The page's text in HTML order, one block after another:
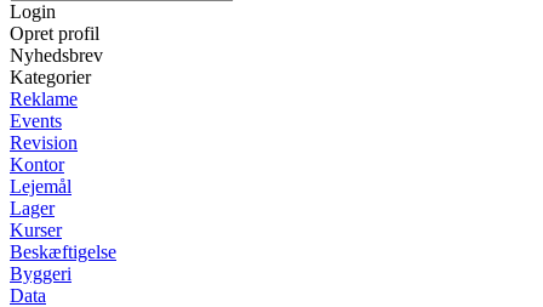
Login
Opret profil
Nyhedsbrev
Kategorier
Reklame
Events
Revision
Kontor
Lejemål
Lager
Kurser
Beskæftigelse
Byggeri
Data